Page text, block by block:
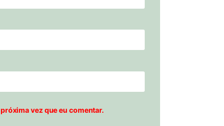
vez que eu comentar.